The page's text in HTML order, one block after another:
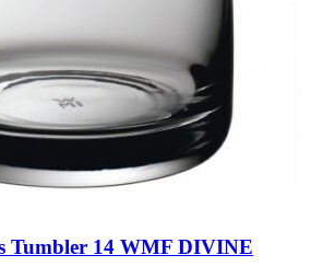
Tumbler 14 WMF DIVINE